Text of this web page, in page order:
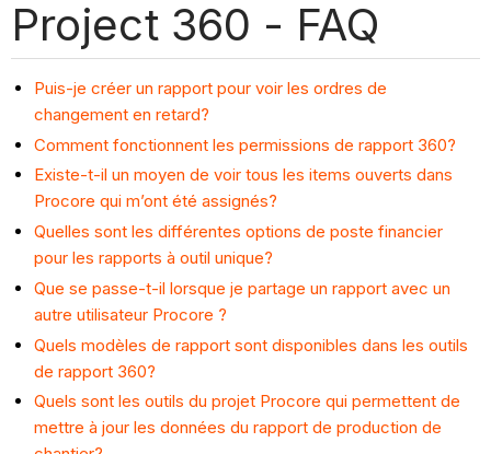
Project 360 - FAQ
Puis-je créer un rapport pour voir les ordres de
changement en retard?
Comment fonctionnent les permissions de rapport 360?
Existe-t-il un moyen de voir tous les items ouverts dans
Procore qui m’ont été assignés?
Quelles sont les différentes options de poste financier
pour les rapports à outil unique?
Que se passe-t-il lorsque je partage un rapport avec un
autre utilisateur Procore ?
Quels modèles de rapport sont disponibles dans les outils
de rapport 360?
Quels sont les outils du projet Procore qui permettent de
mettre à jour les données du rapport de production de